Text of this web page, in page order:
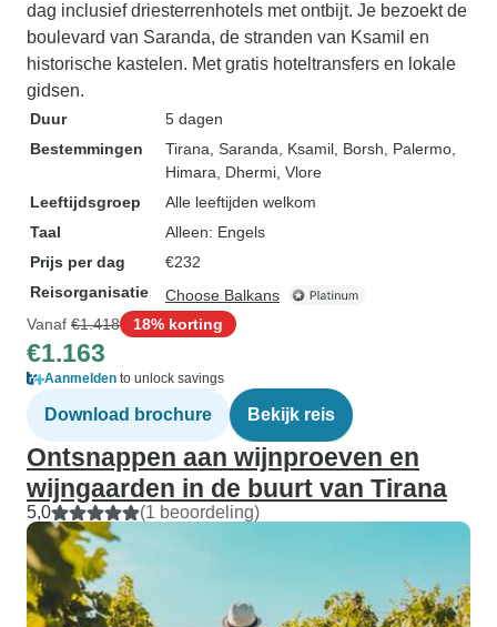
dag inclusief driesterrenhotels met ontbijt. Je bezoekt de
boulevard van Saranda, de stranden van Ksamil en
historische kastelen. Met gratis hoteltransfers en lokale
gidsen.
Duur
5 dagen
Bestemmingen
Tirana , Saranda , Ksamil , Borsh , Palermo
Himara , Dhermi , Vlore
Leeftijdsgroep
Alle leeftijden welkom
Taal
Alleen: Engels
Prijs per dag
€232
Reisorganisatie
Choose Balkans
Vanaf €1.418 18% korting
€1.163
Aanmelden to unlock savings
Download brochure Bekijk reis
Ontsnappen aan wijnproeven en
wijngaarden in de buurt van Tirana
5,0 (1 beoordeling)